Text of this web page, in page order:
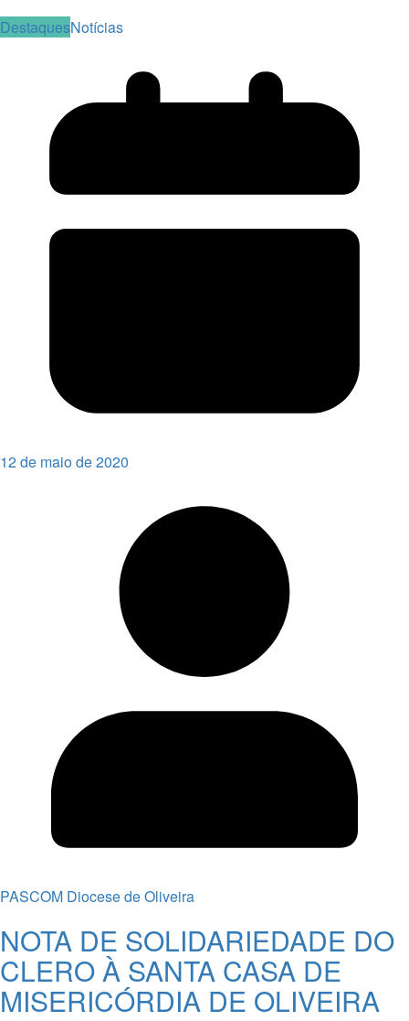
DestaquesNotícias
12 de maio de 2020
PASCOM Diocese de Oliveira
NOTA DE SOLIDARIEDADE DO
CLERO À SANTA CASA DE
MISERICÓRDIA DE OLIVEIRA